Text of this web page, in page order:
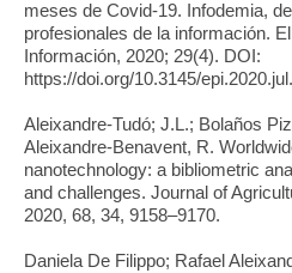
meses de Covid-19. Infodemia,
profesionales de la información.
Información, 2020; 29(4). DOI:
https://doi.org/10.3145/
Aleixandre-Tudó; J.L.; Bolaños
Aleixandre-Benavent, R.
nanotechnology: a bibliometric
and challenges. Journal of
2020, 68, 34, 9158–9170.
Daniela De Filippo; Rafael